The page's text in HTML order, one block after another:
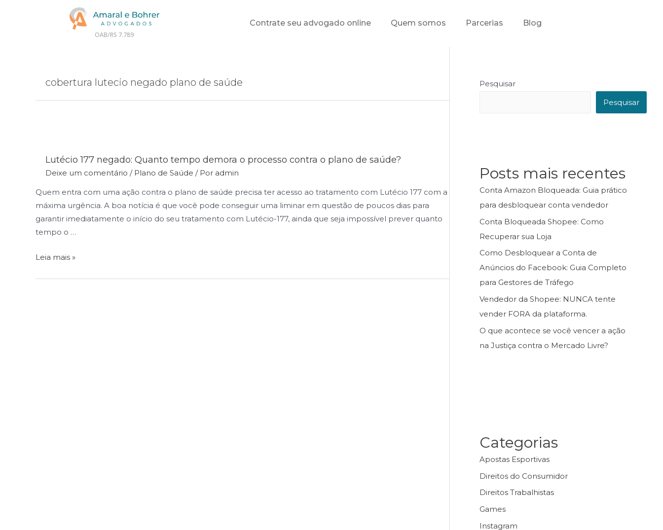
OAB/RS 7.789
Contrate seu advogado online Quem somos Parcerias Blog
cobertura lutecio negado plano de saúde
Lutécio 177 negado: Quanto tempo demora o processo contra o plano de saúde?
Deixe um comentário / Plano de Saúde / Por admin
Quem entra com uma ação contra o plano de saúde precisa ter acesso ao tratamento com Lutécio 177 com a
máxima urgência. A boa notícia é que você pode conseguir uma liminar em questão de poucos dias para
garantir imediatamente o início do seu tratamento com Lutécio-177, ainda que seja impossível prever quanto
tempo o …
Leia mais »
Pesquisar
Pesquisar
Posts mais recentes
Conta Amazon Bloqueada: Guia prático
para desbloquear conta vendedor
Conta Bloqueada Shopee: Como
Recuperar sua Loja
Como Desbloquear a Conta de
Anúncios do Facebook: Guia Completo
para Gestores de Tráfego
Vendedor da Shopee: NUNCA tente
vender FORA da plataforma.
O que acontece se você vencer a ação
na Justiça contra o Mercado Livre?
Categorias
Apostas Esportivas
Direitos do Consumidor
Direitos Trabalhistas
Games
Instagram